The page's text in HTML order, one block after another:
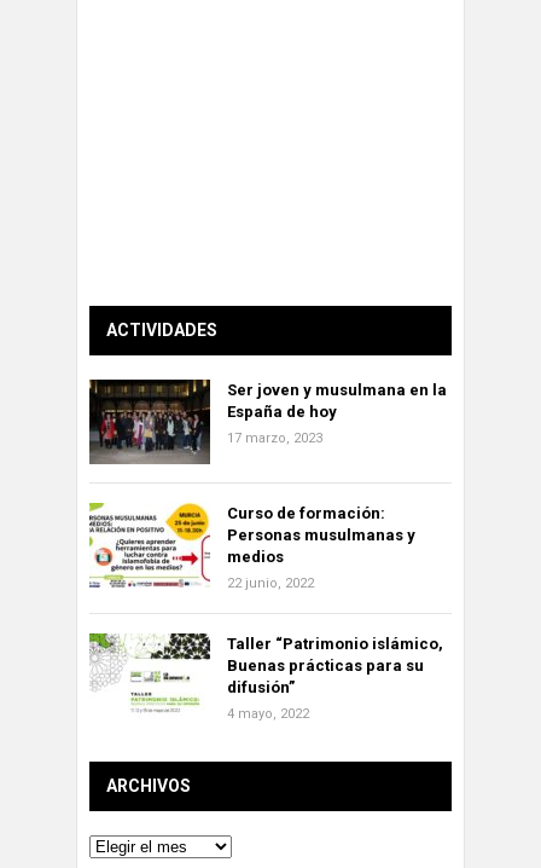
ACTIVIDADES
Ser joven y musulmana en la
España de hoy
17 marzo, 2023
Curso de formación:
Personas musulmanas y
medios
22 junio, 2022
Taller “Patrimonio islámico,
Buenas prácticas para su
difusión”
4 mayo, 2022
ARCHIVOS
Archivos